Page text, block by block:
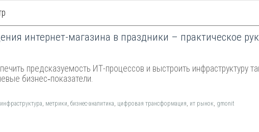
интернет-магазина в праздники – практическое
предсказуемость ИТ-процессов и выстроить инфраструктуру
бизнес‑показатели.
инфраструктура, метрики,бизнес-аналитика, цифровая трансформация, ит рынок, gmonit